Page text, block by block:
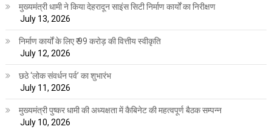
मुख्यमंत्री धामी ने किया देहरादून साइंस सिटी निर्माण कार्यों का निरीक्षण
July 13, 2026
निर्माण कार्यों के लिए ₹ 99 करोड़ की वित्तीय स्वीकृति
July 12, 2026
छठे ‘लोक संवर्धन पर्व’ का शुभारंभ
July 11, 2026
मुख्यमंत्री पुष्कर धामी की अध्यक्षता में कैबिनेट की महत्वपूर्ण बैठक सम्पन्न
July 10, 2026